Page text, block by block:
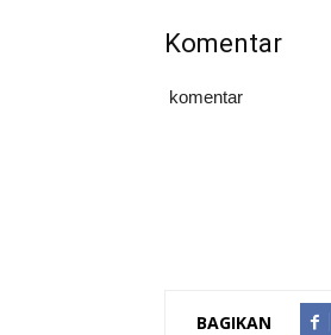
Komentar
komentar
BAGIKAN